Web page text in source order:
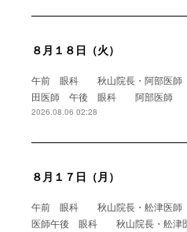
８月１８日（火）
午前 眼科 秋山院長
田医師 午後 眼科 阿
2026.08.06 02:28
８月１７日（月）
午前 眼科 秋山院長・
医師午後 眼科 秋山院長